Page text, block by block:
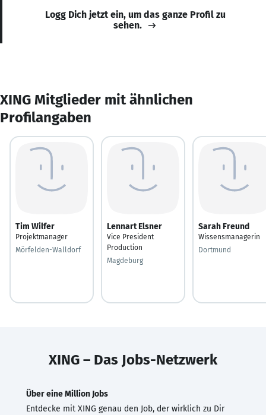
Logg Dich jetzt ein, um das ganze Profil zu
sehen.
XING Mitglieder mit ähnlichen
Profilangaben
Tim Wilfer
Projektmanager
Mörfelden-Walldorf
Lennart Elsner
Vice President
Production
Magdeburg
Sarah Freund
Wissensmanagerin
Dortmund
XING – Das Jobs-Netzwerk
Über eine Million Jobs
Entdecke mit XING genau den Job, der wirklich zu Dir